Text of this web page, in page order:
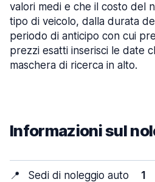
valori medi e che il costo del
tipo di veicolo, dalla durata
periodo di anticipo con cui
prezzi esatti inserisci le date
maschera di ricerca in alto.
Informazioni sul
📍 Sedi di noleggio auto 1